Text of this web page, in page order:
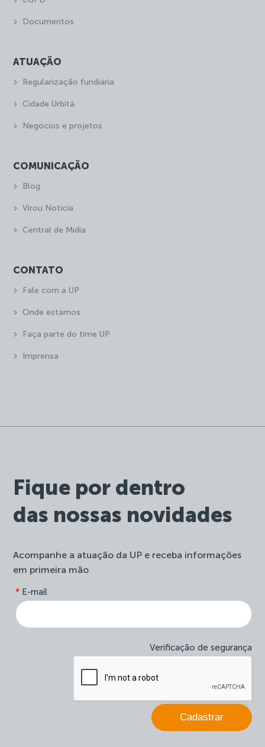
Fique por dentro
das nossas novidades
Acompanhe a atuação da UP e receba informações
em primeira mão
site-
newsletter
E-mail
*
Verificação de segurança
Cadastrar
você
é
humano,
este
campo
branco.
Documentos
ATUAÇÃO
Regularização fundiária
Cidade Urbitá
Negócios e projetos
COMUNICAÇÃO
Blog
Virou Notícia
Central de Mídia
CONTATO
Fale com a UP
Onde estamos
Faça parte do time UP
Imprensa